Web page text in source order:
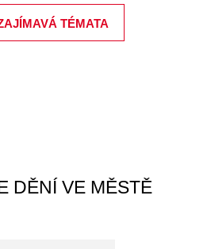
TÉMATA
DĚNÍ VE MĚSTĚ